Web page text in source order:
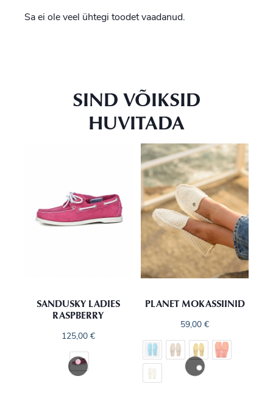
Sa ei ole veel ühtegi toodet vaadanud.
SIND VÕIKSID
HUVITADA
SANDUSKY LADIES
RASPBERRY
125,00 €
PLANET MOKASSIINID
59,00€